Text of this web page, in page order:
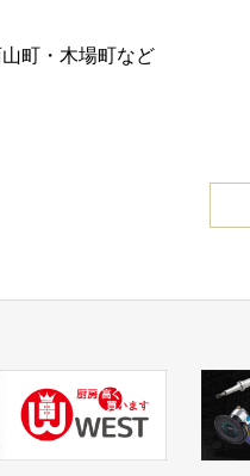
町・木場町など